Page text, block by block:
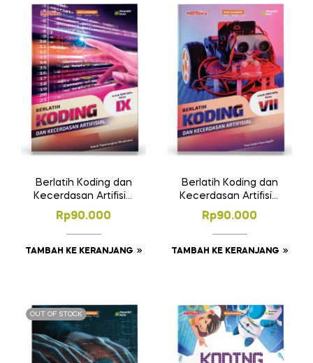
Berlatih Koding dan
Kecerdasan Artifisial
SMP/MTs Kelas IX
Rp90.000
TAMBAH KE KERANJANG
Berlatih Koding dan
Kecerdasan Artifisial
SMP/MTs Kelas VII
Rp90.000
TAMBAH KE KERANJANG
OUT OF STOCK